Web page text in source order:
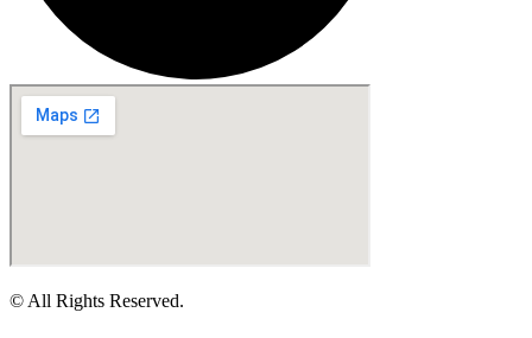
© All Rights Reserved.